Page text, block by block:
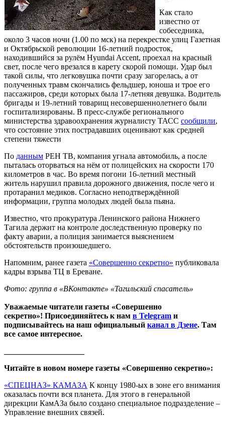
Как стало
известно от
собеседника,
около 3 часов ночи (1.00 по мск) на перекрестке улиц Газетная
и Октябрьской революции 16-летний подросток,
находившийся за рулём Hyundai Accent, проехал на красный
свет, после чего врезался в карету скорой помощи. Удар был
такой силы, что легковушка почти сразу загорелась, а от
полученных травм скончались фельдшер, юноша и трое его
пассажиров, среди которых была 17-летняя девушка. Водитель
бригады и 19-летний товарищ несовершеннолетнего были
госпитализированы. В пресс-службе регионального
министерства здравоохранения журналисту ТАСС сообщили,
что состояние этих пострадавших оценивают как средней
степени тяжести
По данным РЕН ТВ, компания угнала автомобиль, а после
пыталась оторваться на нём от полицейских на скорости 170
километров в час. Во время погони 16-летний местный
житель нарушил правила дорожного движения, после чего и
протаранил медиков. Согласно неподтверждённой
информации, группа молодых людей была пьяна.
Известно, что прокуратура Ленинского района Нижнего
Тагила держит на контроле доследственную проверку по
факту аварии, а полиция занимается выяснением
обстоятельств произошедшего.
Напомним, ранее газета «Совершенно секретно» публиковала
кадры взрыва ТЦ в Ереване.
Фото: группа в «ВКонтакте» «Тагильский спасатель»
Уважаемые читатели газеты «Совершенно
секретно»! Присоединяйтесь к нам в Telegram и
подписывайтесь на наш официальный канал в Дзене. Там
все самое интересное.
Читайте в новом номере газеты «Совершенно секретно»:
«СПЕЦНАЗ» КАМАЗА К концу 1980-ых в зоне его внимания
оказалась почти вся планета. Для этого в генеральной
дирекции КамАЗа было создано специальное подразделение –
Управление внешних связей.